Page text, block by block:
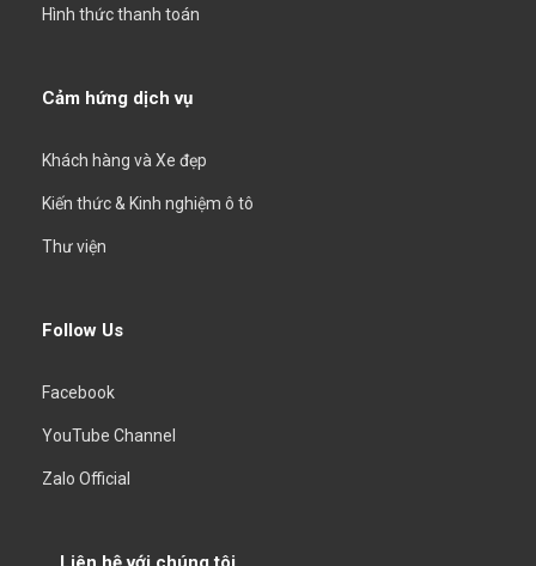
Hình thức thanh toán
Cảm hứng dịch vụ
Khách hàng và Xe đẹp
Kiến thức & Kinh nghiệm ô tô
Thư viện
Follow Us
Facebook
YouTube Channel
Zalo Official